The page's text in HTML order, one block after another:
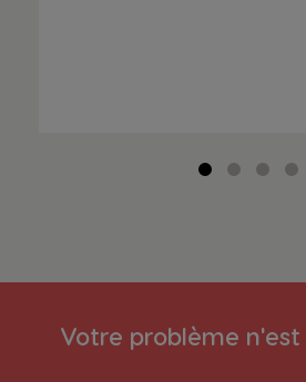
Votre problème n'est